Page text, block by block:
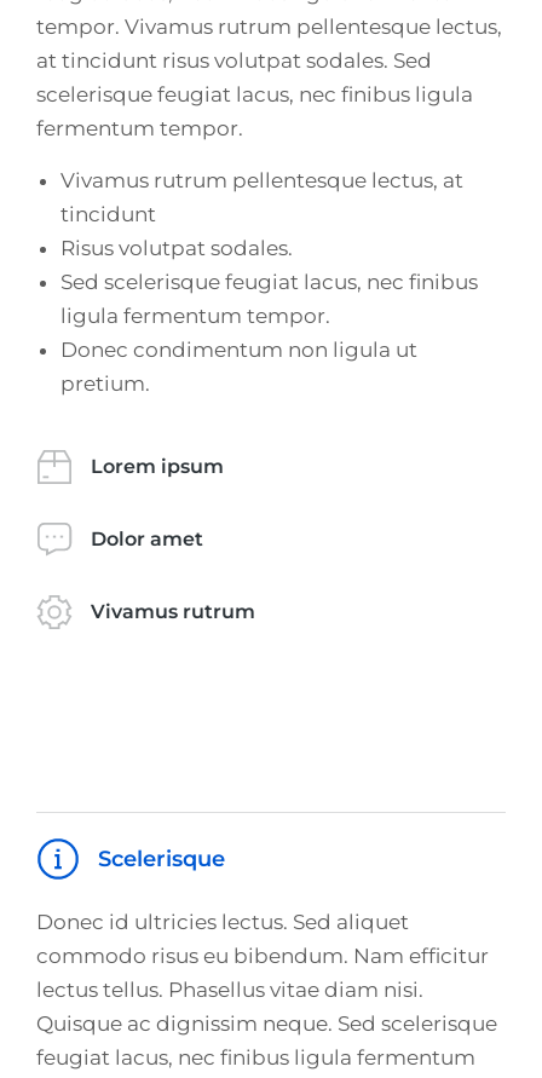
tempor. Vivamus rutrum pellentesque lectus,
at tincidunt risus volutpat sodales. Sed
scelerisque feugiat lacus, nec finibus ligula
fermentum tempor.
Vivamus rutrum pellentesque lectus, at
tincidunt
Risus volutpat sodales.
Sed scelerisque feugiat lacus, nec finibus
ligula fermentum tempor.
Donec condimentum non ligula ut
pretium.
Lorem ipsum
Dolor amet
Vivamus rutrum
Scelerisque
Donec id ultricies lectus. Sed aliquet
commodo risus eu bibendum. Nam efficitur
lectus tellus. Phasellus vitae diam nisi.
Quisque ac dignissim neque. Sed scelerisque
feugiat lacus, nec finibus ligula fermentum